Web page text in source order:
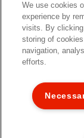
Asiakastuki
Ammatti
Pakkausten
Takuuehdot
Sivukartta
© 2026
We use cookies
experience by
visits. By clicking
storing of
navigation,
efforts.